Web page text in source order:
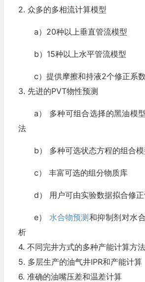
2. 众多的多相流计算模型
a）20种以上垂直管流模型
b）15种以上水平管流模型
c）提供摩擦和持液2个修正系数
3. 先进的PVT物性预测
a） 多种可组合选择的黑油模
法
b） 多种可选状态方程的组合
c） 丰富可选的组分物质库
d） 用户可由实验数据拟合修
e） 水合物预测和抑制剂对水
析
4. 不同完井方式的多种产能计算方法
5. 多层生产的油气井IPR和产能计算
6. 准确的油嘴压差和温差计算